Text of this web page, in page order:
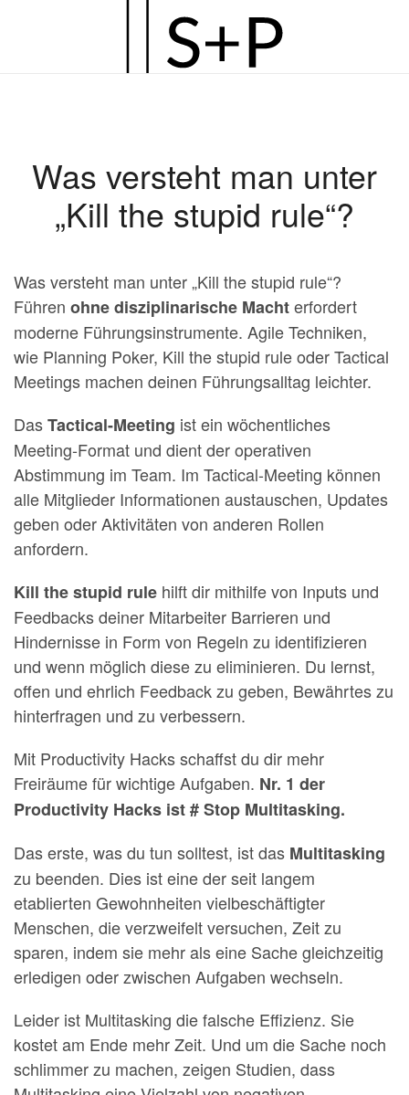
Was versteht man unter
„Kill the stupid rule“?
Was versteht man unter „Kill the stupid rule“?
Führen ohne disziplinarische Machterfordert
moderne Führungsinstrumente. Agile Techniken,
wie Planning Poker, Kill the stupid rule oder Tactical
Meetings machen deinen Führungsalltag leichter.
DasTactical-Meeting ist ein wöchentliches
Meeting-Format und dient der operativen
Abstimmung im Team. Im Tactical-Meeting können
alle Mitglieder Informationen austauschen, Updates
geben oder Aktivitäten von anderen Rollen
anfordern.
Kill the stupid rule hilft dir mithilfe von Inputs und
Feedbacks deiner Mitarbeiter Barrieren und
Hindernisse in Form von Regeln zu identifizieren
und wenn möglich diese zu eliminieren. Du lernst,
offen und ehrlich Feedback zu geben, Bewährtes zu
hinterfragen und zu verbessern.
Mit Productivity Hacks schaffst du dir mehr
Freiräume für wichtige Aufgaben. Nr. 1 der
Productivity Hacks ist # Stop Multitasking.
Das erste, was du tun solltest, ist das Multitasking
zu beenden. Dies ist eine der seit langem
etablierten Gewohnheiten vielbeschäftigter
Menschen, die verzweifelt versuchen, Zeit zu
sparen, indem sie mehr als eine Sache gleichzeitig
erledigen oder zwischen Aufgaben wechseln.
Leider ist Multitasking die falsche Effizienz. Sie
kostet am Ende mehr Zeit. Und um die Sache noch
schlimmer zu machen, zeigen Studien, dass